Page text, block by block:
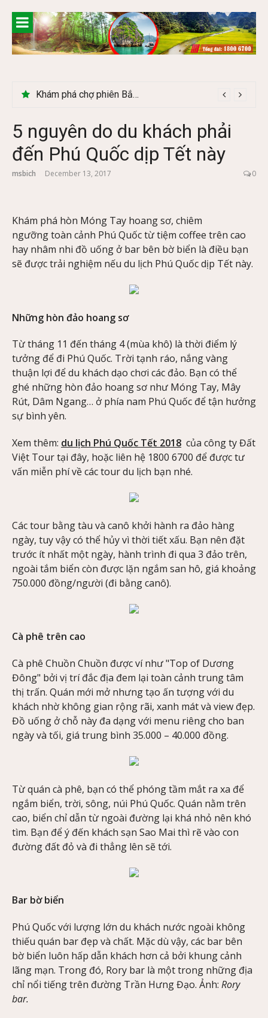
content
Khám phá chợ phiên Bắc Hà có gì đặc biệt
5 nguyên do du khách phải
đến Phú Quốc dịp Tết này
msbich December 13, 2017 0
Khám phá hòn Móng Tay hoang sơ, chiêm
ngưỡng toàn cảnh Phú Quốc từ tiệm coffee trên cao
hay nhâm nhi đồ uống ở bar bên bờ biển là điều bạn
sẽ được trải nghiệm nếu du lịch Phú Quốc dịp Tết này.
Những hòn đảo hoang sơ
Từ tháng 11 đến tháng 4 (mùa khô) là thời điểm lý
tưởng để đi Phú Quốc. Trời tạnh ráo, nắng vàng
thuận lợi để du khách dạo chơi các đảo. Bạn có thể
ghé những hòn đảo hoang sơ như Móng Tay, Mây
Rút, Dâm Ngang… ở phía nam Phú Quốc để tận hưởng
sự bình yên.
Xem thêm: du lịch Phú Quốc Tết 2018 của công ty Đất
Việt Tour tại đây, hoặc liên hệ 1800 6700 để được tư
vấn miễn phí về các tour du lịch bạn nhé.
Các tour bằng tàu và canô khởi hành ra đảo hàng
ngày, tuy vậy có thể hủy vì thời tiết xấu. Bạn nên đặt
trước ít nhất một ngày, hành trình đi qua 3 đảo trên,
ngoài tắm biển còn được lặn ngắm san hô, giá khoảng
750.000 đồng/người (đi bằng canô).
Cà phê trên cao
Cà phê Chuồn Chuồn được ví như "Top of Dương
Đông" bởi vị trí đắc địa đem lại toàn cảnh trung tâm
thị trấn. Quán mới mở nhưng tạo ấn tượng với du
khách nhờ không gian rộng rãi, xanh mát và view đẹp.
Đồ uống ở chỗ này đa dạng với menu riêng cho ban
ngày và tối, giá trung bình 35.000 – 40.000 đồng.
Từ quán cà phê, bạn có thể phóng tầm mắt ra xa để
ngắm biển, trời, sông, núi Phú Quốc. Quán nằm trên
cao, biển chỉ dẫn từ ngoài đường lại khá nhỏ nên khó
tìm. Bạn để ý đến khách sạn Sao Mai thì rẽ vào con
đường đất đỏ và đi thẳng lên sẽ tới.
Bar bờ biển
Phú Quốc với lượng lớn du khách nước ngoài không
thiếu quán bar đẹp và chất. Mặc dù vậy, các bar bên
bờ biển luôn hấp dẫn khách hơn cả bởi khung cảnh
lãng mạn. Trong đó, Rory bar là một trong những địa
chỉ nổi tiếng trên đường Trần Hưng Đạo. Ảnh: Rory
bar.